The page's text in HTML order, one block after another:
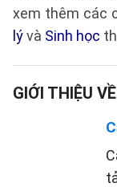
xem thêm các
lývà Sinh học
GIỚI THIỆU